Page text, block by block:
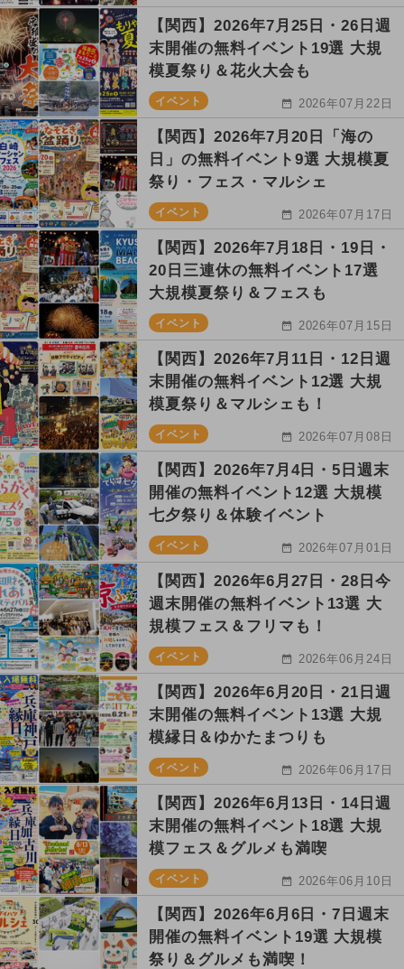
【関西】2026年7月25日・26日週
末開催の無料イベント19選 大規
模夏祭り＆花火大会も
イベント 2026年07月22日
【関西】2026年7月20日「海の
日」の無料イベント9選 大規模夏
祭り・フェス・マルシェ
イベント 2026年07月17日
【関西】2026年7月18日・19日・
20日三連休の無料イベント17選
大規模夏祭り＆フェスも
イベント 2026年07月15日
【関西】2026年7月11日・12日週
末開催の無料イベント12選 大規
模夏祭り＆マルシェも！
イベント 2026年07月08日
【関西】2026年7月4日・5日週末
開催の無料イベント12選 大規模
七夕祭り＆体験イベント
イベント 2026年07月01日
【関西】2026年6月27日・28日今
週末開催の無料イベント13選 大
規模フェス＆フリマも！
イベント 2026年06月24日
【関西】2026年6月20日・21日週
末開催の無料イベント13選 大規
模縁日＆ゆかたまつりも
イベント 2026年06月17日
【関西】2026年6月13日・14日週
末開催の無料イベント18選 大規
模フェス＆グルメも満喫
イベント 2026年06月10日
【関西】2026年6月6日・7日週末
開催の無料イベント19選 大規模
祭り＆グルメも満喫！